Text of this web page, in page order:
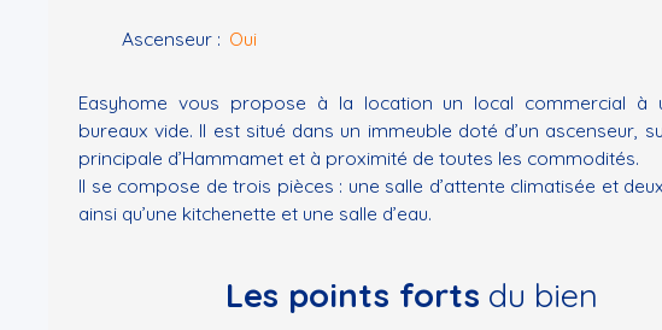
Ascenseur : Oui
Easyhome vous propose à la location un local commercial à
bureaux vide. Il est situé dans un immeuble doté d’un ascenseur,
principale d’Hammamet et à proximité de toutes les commodités.
Il se compose de trois pièces : une salle d’attente climatisée et
ainsi qu’une kitchenette et une salle d’eau.
Les points forts du bien